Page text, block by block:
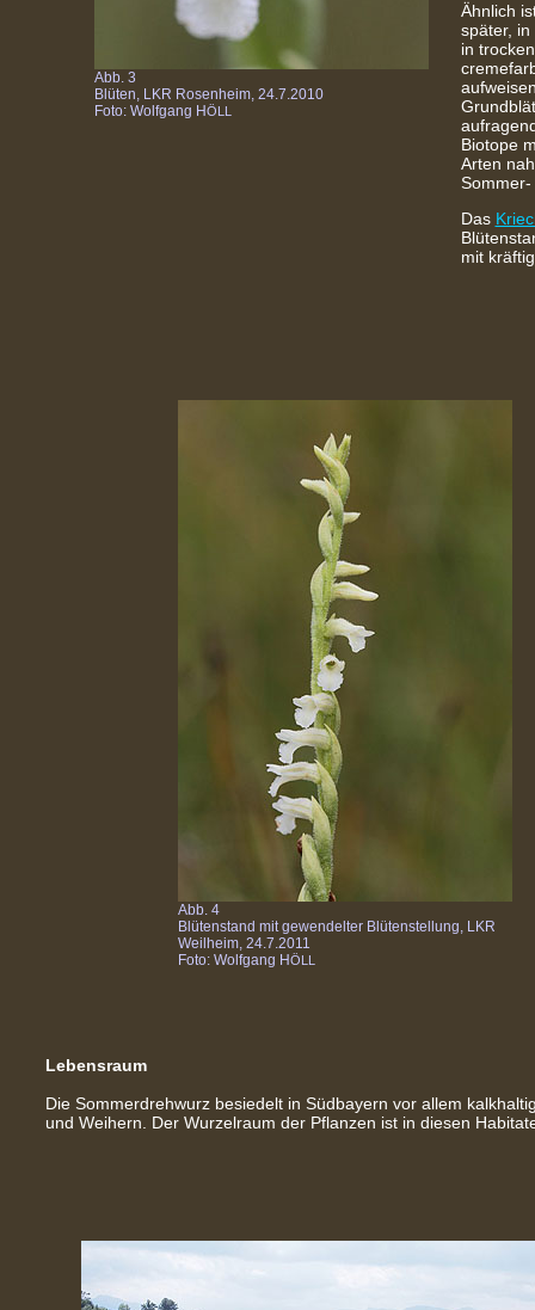
Abb. 3
Blüten, LKR Rosenheim, 24.7.2010
Foto: Wolfgang HÖLL
Ähnlich
später,
in
Biotope
Arten
Das
mit
Abb. 4
Blütenstand mit gewendelter Blütenstellung, LKR
Weilheim, 24.7.2011
Foto: Wolfgang HÖLL
Lebensraum
Die Sommerdrehwurz besiedelt in Südbayern vor allem
und Weihern. Der Wurzelraum der Pflanzen ist in diesen